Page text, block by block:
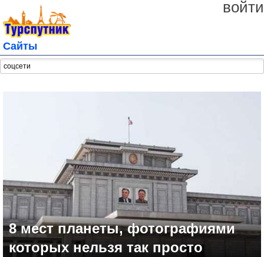
войти
Сайты
8 мест планеты, фотографиями
которых нельзя так просто